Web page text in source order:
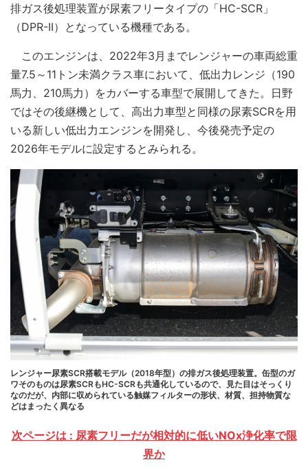
排ガス後処理装置が尿素フリータイプの「HC-SCR」
（DPR-II）となっている機種である。
このエンジンは、2022年3月までレンジャーの車両総重
量7.5～11トン未満クラス車において、低出力レンジ（190
馬力、210馬力）をカバーする車型で展開してきた。日野
ではその後継機として、高出力車型と同様の尿素SCRを用
いる新しい低出力エンジンを開発し、今後発売予定の
2026年モデルに設定するとみられる。
レンジャー尿素SCR搭載モデル（2018年型）の排ガス後処理装置。缶型のガ
ワそのものは尿素SCRもHC-SCRも共通化しているので、見た目はそっくり
なのだが、内部に収められている触媒フィルターの形状、材質、担持物質な
どはまったく異なる
次ページは : 尿素フリーだが相対的に低いNOx浄化率で限
界か